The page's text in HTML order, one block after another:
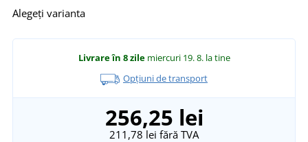
Alegeți varianta
Livrare în 8 zile miercuri 19. 8. la tine
Opțiuni de transport
256,25 lei
211,78 lei fără TVA